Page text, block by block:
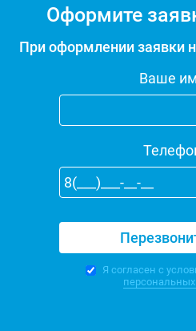
Оформите
При оформлении заявки
Ваше
Я согласен с